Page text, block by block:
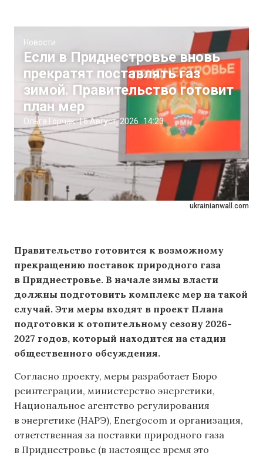
ukrainianwall.com
Новости
Если в Приднестровье вновь
прекратят поставлять газ
зимой. Правительство готовит
план мер
Ольга Горчак |6 Август, 2026 14:23
Правительство готовится к возможному
прекращению поставок природного газа
в Приднестровье. В начале зимы власти
должны подготовить комплекс мер на такой
случай. Эти меры входят в проект Плана
подготовки к отопительному сезону 2026-
2027 годов, который находится на стадии
общественного обсуждения.
Согласно проекту, меры разработает Бюро
реинтеграции, министерство энергетики,
Национальное агентство регулирования
в энергетике (НАРЭ), Energocom и организация,
ответственная за поставки природного газа
в Приднестровье (в настоящее время это